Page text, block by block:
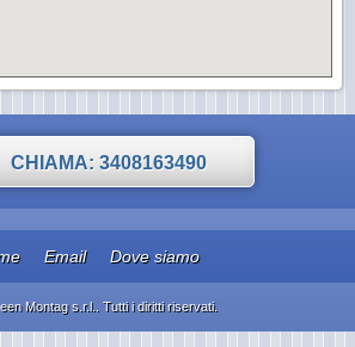
CHIAMA: 3408163490
Email Dove siamo
Montag s.r.l.. Tutti i diritti riservati.